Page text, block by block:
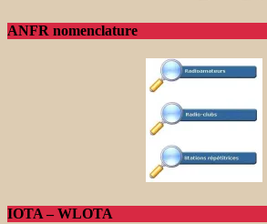
ANFR nomenclature
IOTA – WLOTA